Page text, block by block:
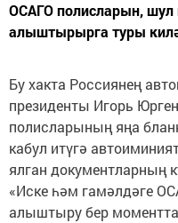
ОСАГО полисларын, шул
алыштырырга туры
Бу хакта Россиянең
президенты Игорь
полисларының яңа
кабул итүгә
ялган документларның
«Иске һәм гамәлдәге
алыштыру бер